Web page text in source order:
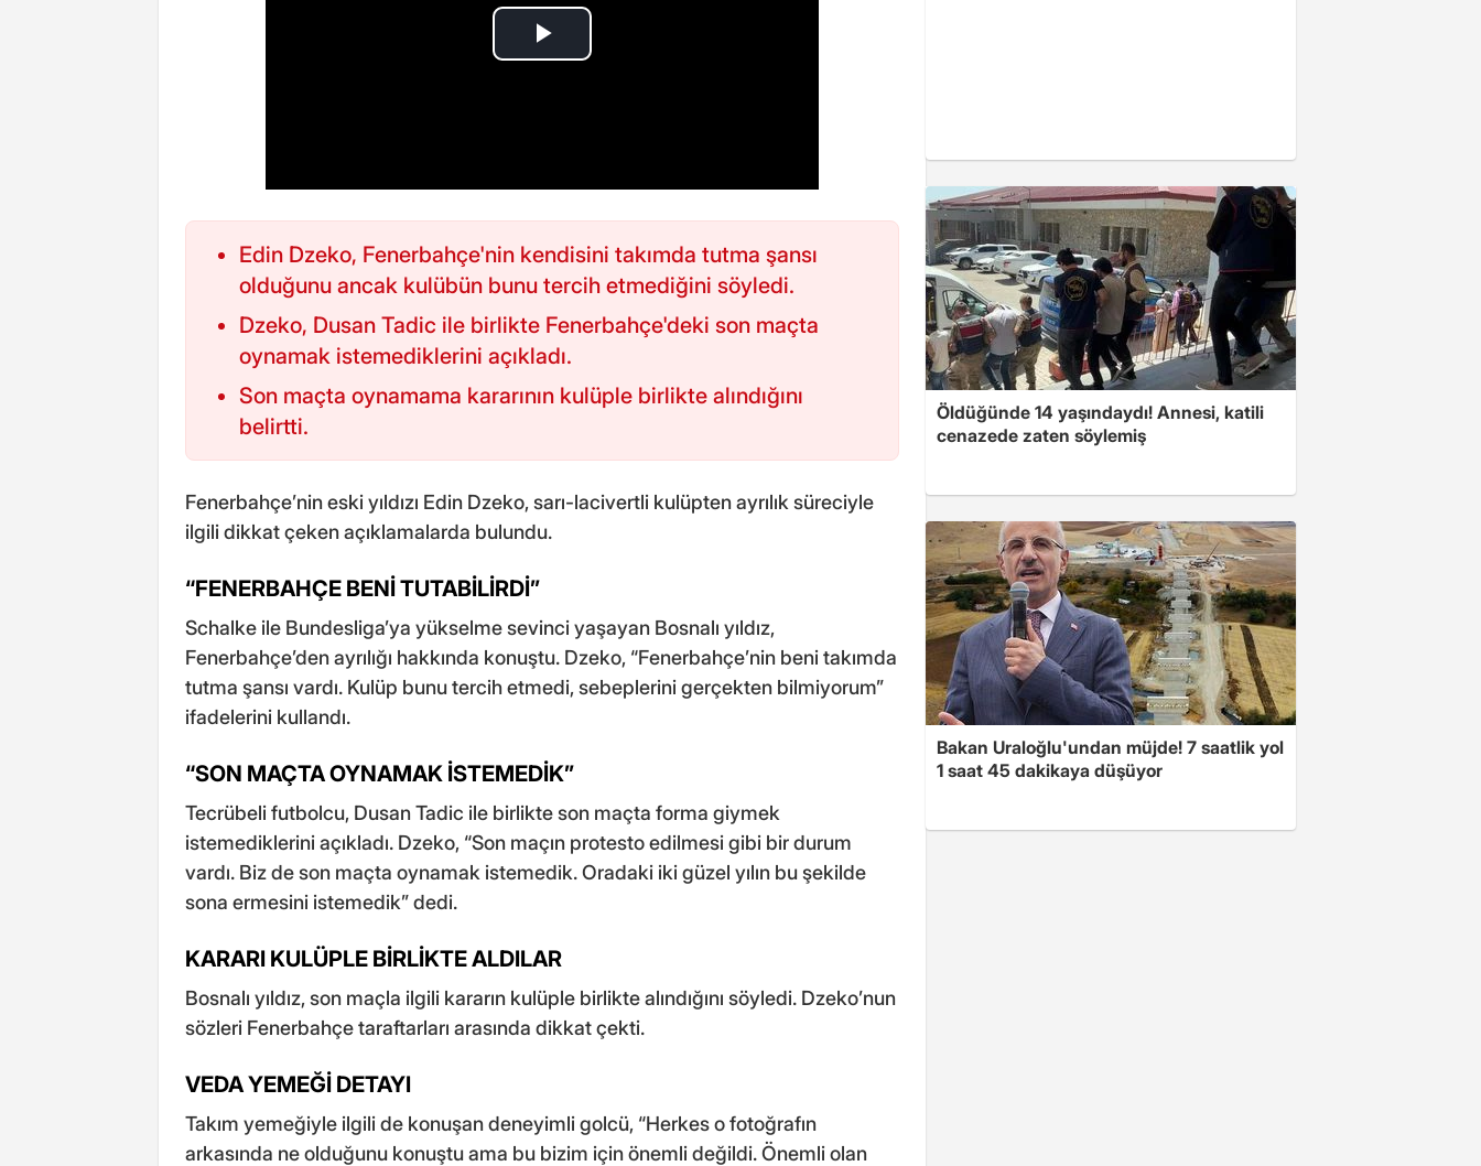
Edin Dzeko, Fenerbahçe'nin kendisini takımda tutma şansı
olduğunu ancak kulübün bunu tercih etmediğini söyledi.
Dzeko, Dusan Tadic ile birlikte Fenerbahçe'deki son maçta
oynamak istemediklerini açıkladı.
Son maçta oynamama kararının kulüple birlikte alındığını
belirtti.
Fenerbahçe’nin eski yıldızı Edin Dzeko, sarı-lacivertli kulüpten ayrılık süreciyle
ilgili dikkat çeken açıklamalarda bulundu.
“FENERBAHÇE BENİ TUTABİLİRDİ”
Schalke ile Bundesliga’ya yükselme sevinci yaşayan Bosnalı yıldız,
Fenerbahçe’den ayrılığı hakkında konuştu. Dzeko, “Fenerbahçe’nin beni takımda
tutma şansı vardı. Kulüp bunu tercih etmedi, sebeplerini gerçekten bilmiyorum”
ifadelerini kullandı.
“SON MAÇTA OYNAMAK İSTEMEDİK”
Tecrübeli futbolcu, Dusan Tadic ile birlikte son maçta forma giymek
istemediklerini açıkladı. Dzeko, “Son maçın protesto edilmesi gibi bir durum
vardı. Biz de son maçta oynamak istemedik. Oradaki iki güzel yılın bu şekilde
sona ermesini istemedik” dedi.
KARARI KULÜPLE BİRLİKTE ALDILAR
Bosnalı yıldız, son maçla ilgili kararın kulüple birlikte alındığını söyledi. Dzeko’nun
sözleri Fenerbahçe taraftarları arasında dikkat çekti.
VEDA YEMEĞİ DETAYI
Takım yemeğiyle ilgili de konuşan deneyimli golcü, “Herkes o fotoğrafın
arkasında ne olduğunu konuştu ama bu bizim için önemli değildi. Önemli olan
Öldüğünde 14 yaşındaydı! Annesi, katili
cenazede zaten söylemiş
Bakan Uraloğlu'undan müjde! 7 saatlik yol
1 saat 45 dakikaya düşüyor